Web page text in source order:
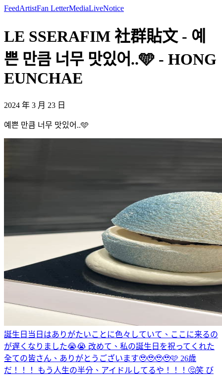
FeedArtistFan LetterMediaLiveNotice
LE SSERAFIM 社群貼文 - 예
쁜 만큼 너무 맛있어..🩵 - HONG
EUNCHAE
2024 年 3 月 23 日
예쁜 만큼 너무 맛있어..🩵
誕生日当日はありがたいことに色々していて、ここに来るの
が遅くなりました😭😭 改めて、私の誕生日を祝ってくれた
全ての皆さん、ありがとうございます🥹🥹🥹🥹🩷 26歳
だ！！！ もう人生の半分、アイドルしてるや！！！🤔笑 び